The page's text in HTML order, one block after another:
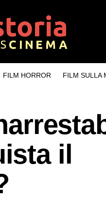
FILM HORROR FILM SULLA
il